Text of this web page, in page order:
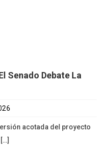
Senado Debate La
acotada del proyecto